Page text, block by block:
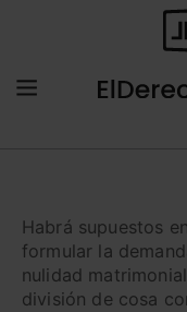
Habrá supuestos
formular la
nulidad
división de cosa